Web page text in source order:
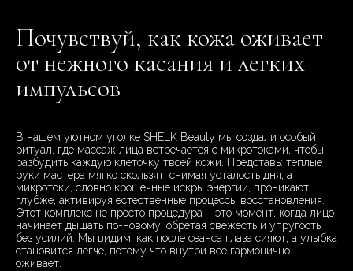
Почувствуй, как кожа оживает
от нежного касания и легких
импульсов
В нашем уютном уголке SHELK Beauty мы создали особый
ритуал, где массаж лица встречается с микротоками, чтобы
разбудить каждую клеточку твоей кожи. Представь: теплые
руки мастера мягко скользят, снимая усталость дня, а
микротоки, словно крошечные искры энергии, проникают
глубже, активируя естественные процессы восстановления.
Этот комплекс не просто процедура – это момент, когда лицо
начинает дышать по-новому, обретая свежесть и упругость
без усилий. Мы видим, как после сеанса глаза сияют, а улыбка
становится легче, потому что внутри все гармонично
оживает.